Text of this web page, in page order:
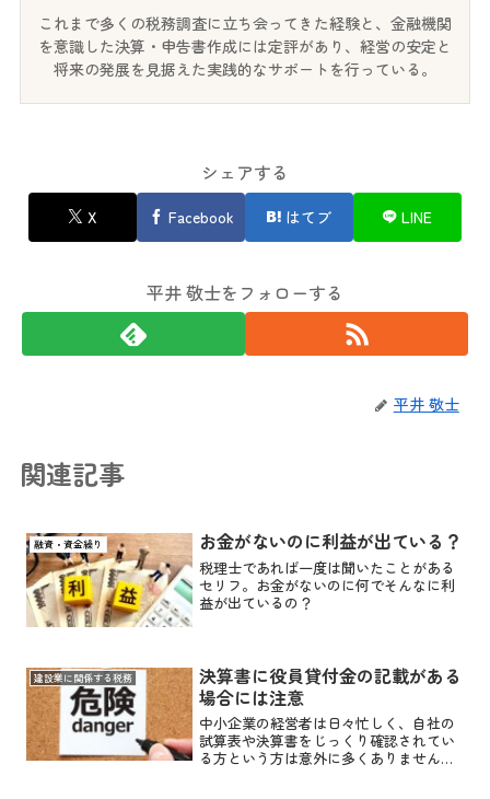
これまで多くの税務調査に立ち会ってきた経験と、金融機関
を意識した決算・申告書作成には定評があり、経営の安定と
将来の発展を見据えた実践的なサポートを行っている。
シェアする
X Facebook はてブ LINE
平井 敬士をフォローする
平井 敬士
関連記事
融資・資金繰り お金がないのに利益が出ている？
税理士であれば一度は聞いたことがある
セリフ。お金がないのに何でそんなに利
益が出ているの？
建設業に関係する税務
決算書に役員貸付金の記載がある
場合には注意
中小企業の経営者は日々忙しく、自社の
試算表や決算書をじっくり確認されてい
る方という方は意外に多くありません。